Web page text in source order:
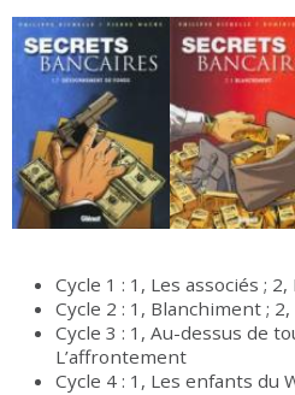
Cycle 1 : 1, Les associés ;
Cycle 2 : 1, Blanchiment ;
Cycle 3 : 1, Au-dessus de
L’affrontement
Cycle 4 : 1, Les enfants du